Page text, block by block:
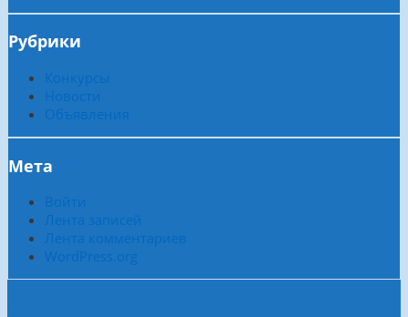
Рубрики
Конкурсы
Новости
Объявления
Мета
Войти
Лента записей
Лента комментариев
WordPress.org